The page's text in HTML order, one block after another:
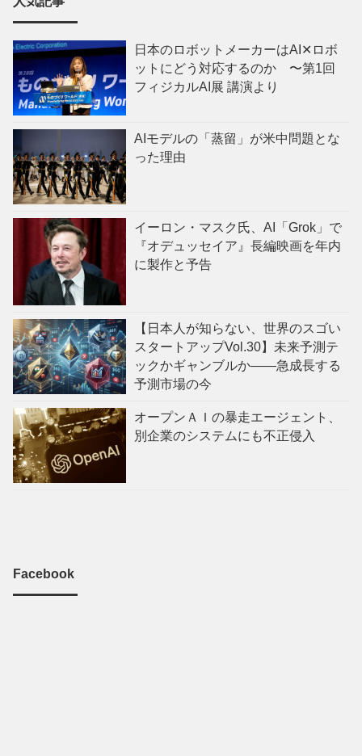
日本のロボットメーカーはAI✕ロボ
ットにどう対応するのか 〜第1回
フィジカルAI展 講演より
AIモデルの「蒸留」が米中問題とな
った理由
イーロン・マスク氏、AI「Grok」で
『オデュッセイア』長編映画を年内
に製作と予告
【日本人が知らない、世界のスゴい
スタートアップVol.30】未来予測テ
ックかギャンブルか——急成長する
予測市場の今
オープンＡＩの暴走エージェント、
別企業のシステムにも不正侵入
Facebook